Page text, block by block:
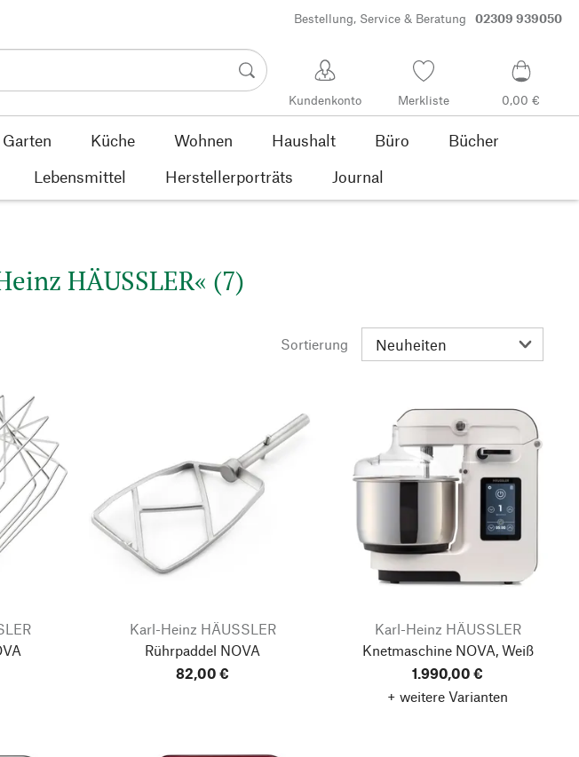
Bestellung, Service & Beratung 02309 939050
Kundenkonto Merkliste 0,00 €
Garten Küche Wohnen Haushalt Büro
Bücher
Lebensmittel Herstellerporträts Journal
HÄUSSLER« (7)
Sortierung
Karl-Heinz HÄUSSLER
Rührpaddel NOVA
82,00 €
Karl-Heinz HÄUSSLER
Knetmaschine NOVA, Weiß
1.990,00 €
+ weitere Varianten